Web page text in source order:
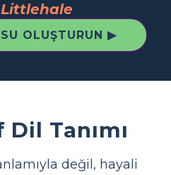
OLUŞTURUN ▶
Tanımı
değil, hayali